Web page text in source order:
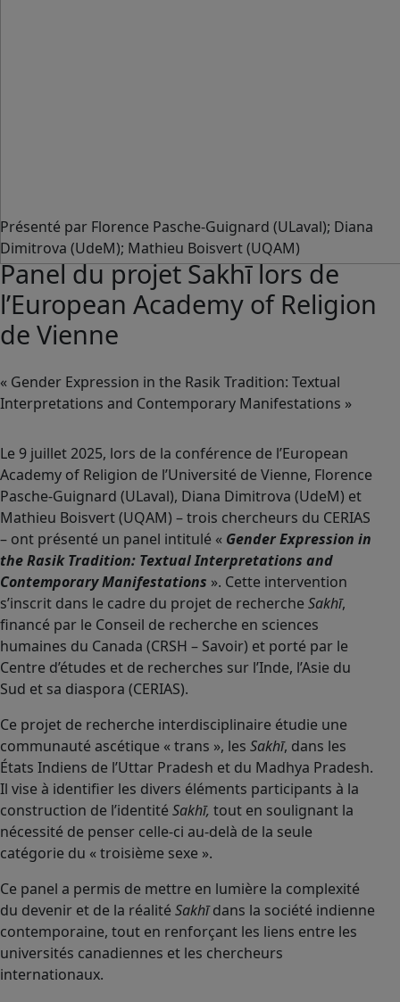
Présenté par Florence Pasche-Guignard (ULaval); Diana
Dimitrova (UdeM); Mathieu Boisvert (UQAM)
Panel du projet Sakhī lors de
l’European Academy of Religion
de Vienne
« Gender Expression in the Rasik Tradition: Textual
Interpretations and Contemporary Manifestations »
Le 9 juillet 2025, lors de la conférence de l’European
Academy of Religion de l’Université de Vienne, Florence
Pasche-Guignard (ULaval), Diana Dimitrova (UdeM) et
Mathieu Boisvert (UQAM) – trois chercheurs du CERIAS
– ont présenté un panel intitulé « Gender Expression in
the Rasik Tradition: Textual Interpretations and
Contemporary Manifestations ». Cette intervention
s’inscrit dans le cadre du projet de recherche Sakhī,
financé par le Conseil de recherche en sciences
humaines du Canada (CRSH – Savoir) et porté par le
Centre d’études et de recherches sur l’Inde, l’Asie du
Sud et sa diaspora (CERIAS).
Ce projet de recherche interdisciplinaire étudie une
communauté ascétique « trans », les Sakhī, dans les
États Indiens de l’Uttar Pradesh et du Madhya Pradesh.
Il vise à identifier les divers éléments participants à la
construction de l’identité Sakhī, tout en soulignant la
nécessité de penser celle-ci au-delà de la seule
catégorie du « troisième sexe ».
Ce panel a permis de mettre en lumière la complexité
du devenir et de la réalité Sakhīdans la société indienne
contemporaine, tout en renforçant les liens entre les
universités canadiennes et les chercheurs
internationaux.